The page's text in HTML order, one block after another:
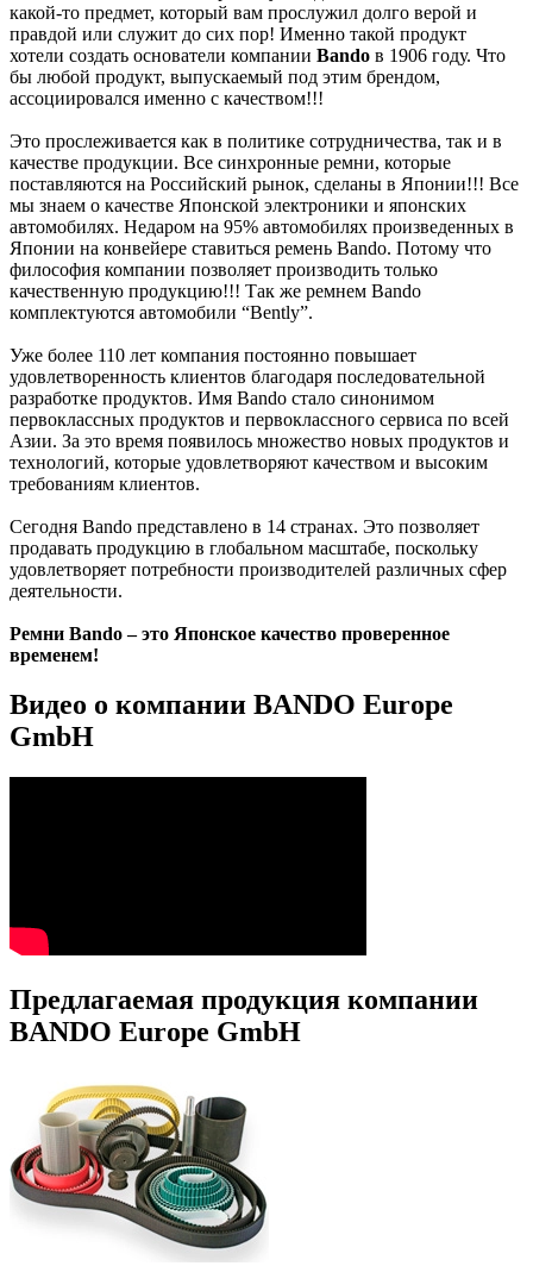
какой-то предмет, который вам прослужил долго верой и
правдой или служит до сих пор! Именно такой продукт
хотели создать основатели компании Bando в 1906 году. Что
бы любой продукт, выпускаемый под этим брендом,
ассоциировался именно с качеством!!!
Это прослеживается как в политике сотрудничества, так и в
качестве продукции. Все синхронные ремни, которые
поставляются на Российский рынок, сделаны в Японии!!! Все
мы знаем о качестве Японской электроники и японских
автомобилях. Недаром на 95% автомобилях произведенных в
Японии на конвейере ставиться ремень Bando. Потому что
философия компании позволяет производить только
качественную продукцию!!! Так же ремнем Bando
комплектуются автомобили “Bently”.
Уже более 110 лет компания постоянно повышает
удовлетворенность клиентов благодаря последовательной
разработке продуктов. Имя Bando стало синонимом
первоклассных продуктов и первоклассного сервиса по всей
Азии. За это время появилось множество новых продуктов и
технологий, которые удовлетворяют качеством и высоким
требованиям клиентов.
Сегодня Bando представлено в 14 странах. Это позволяет
продавать продукцию в глобальном масштабе, поскольку
удовлетворяет потребности производителей различных сфер
деятельности.
Ремни Bando – это Японское качество проверенное
временем!
Видео о компании BANDO Europe
GmbH
Предлагаемая продукция компании
BANDO Europe GmbH